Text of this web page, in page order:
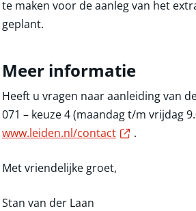
te maken voor de aanleg van het
geplant.
Meer informatie
Heeft u vragen naar aanleiding van
071 – keuze 4 (maandag t/m vrijdag
www.leiden.nl/contact
Externe link
.
Met vriendelijke groet,
Stan van der Laan